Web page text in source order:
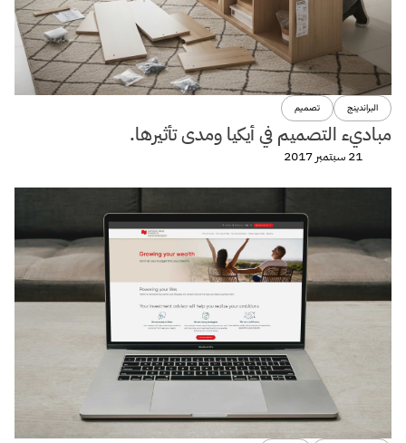
البراندينج تصميم
مباديء التصميم في أيكيا ومدى تأثيرها.
21 سبتمبر 2017